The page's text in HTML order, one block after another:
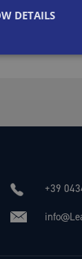
meccanici
a PLC su
+39
DETAILS